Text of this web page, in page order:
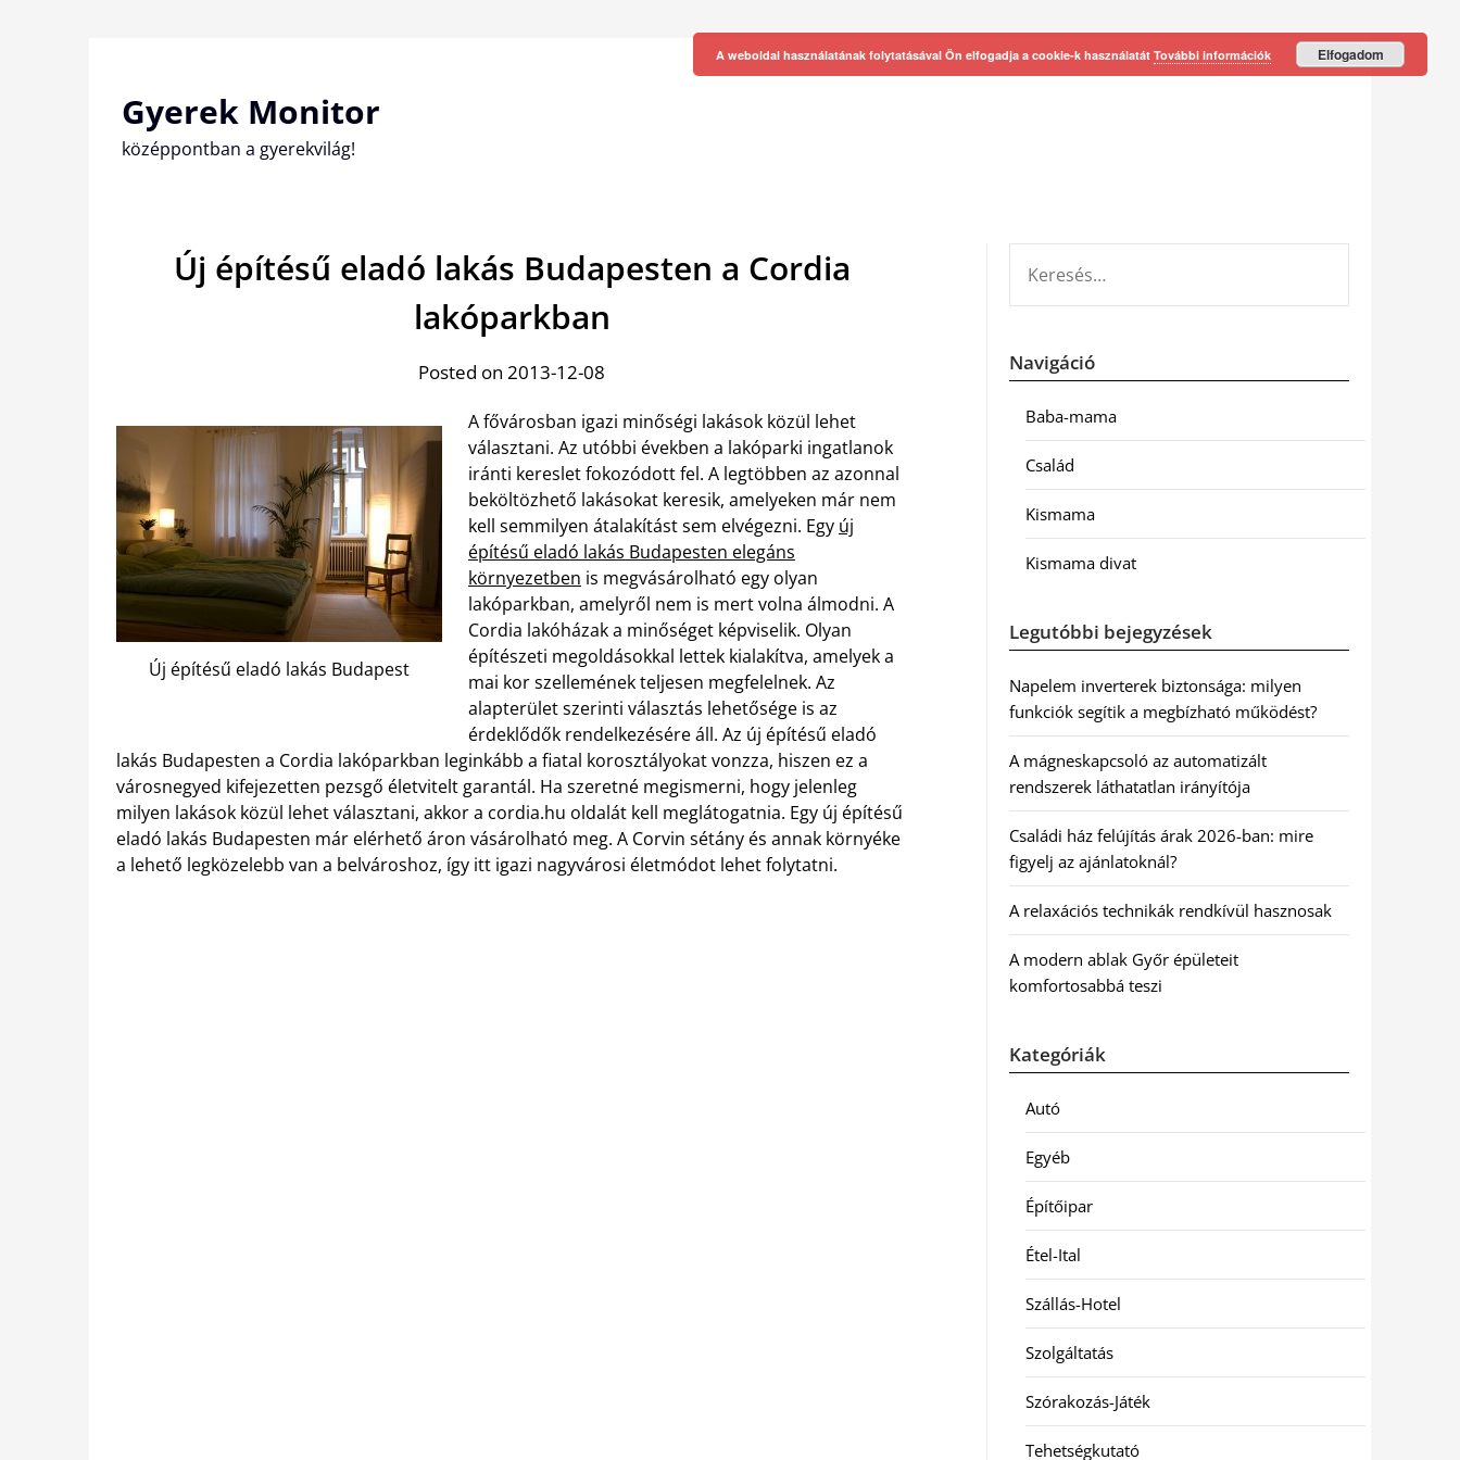
Gyerek Monitor
középpontban a gyerekvilág!
Új építésű eladó lakás Budapesten a Cordia
lakóparkban
Posted on 2013-12-08
Új építésű eladó lakás Budapest
A fővárosban igazi minőségi lakások közül lehet
választani. Az utóbbi években a lakóparki ingatlanok
iránti kereslet fokozódott fel. A legtöbben az azonnal
beköltözhető lakásokat keresik, amelyeken már nem
kell semmilyen átalakítást sem elvégezni. Egy új
építésű eladó lakás Budapesten elegáns
környezetben is megvásárolható egy olyan
lakóparkban, amelyről nem is mert volna álmodni. A
Cordia lakóházak a minőséget képviselik. Olyan
építészeti megoldásokkal lettek kialakítva, amelyek a
mai kor szellemének teljesen megfelelnek. Az
alapterület szerinti választás lehetősége is az
érdeklődők rendelkezésére áll. Az új építésű eladó
lakás Budapesten a Cordia lakóparkban leginkább a fiatal korosztályokat vonzza, hiszen ez a
városnegyed kifejezetten pezsgő életvitelt garantál. Ha szeretné megismerni, hogy jelenleg
milyen lakások közül lehet választani, akkor a cordia.hu oldalát kell meglátogatnia. Egy új építésű
eladó lakás Budapesten már elérhető áron vásárolható meg. A Corvin sétány és annak környéke
a lehető legközelebb van a belvároshoz, így itt igazi nagyvárosi életmódot lehet folytatni.
Navigáció
Baba-mama
Család
Kismama
Kismama divat
Legutóbbi bejegyzések
Napelem inverterek biztonsága: milyen
funkciók segítik a megbízható működést?
A mágneskapcsoló az automatizált
rendszerek láthatatlan irányítója
Családi ház felújítás árak 2026-ban: mire
figyelj az ajánlatoknál?
A relaxációs technikák rendkívül hasznosak
A modern ablak Győr épületeit
komfortosabbá teszi
Kategóriák
Autó
Egyéb
Építőipar
Étel-Ital
Szállás-Hotel
Szolgáltatás
Szórakozás-Játék
Tehetségkutató
A weboldal használatának folytatásával Ön elfogadja a cookie-k használatát További információk Elfogadom